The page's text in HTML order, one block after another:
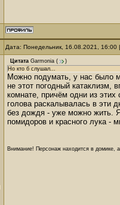
Дата: Понедельник, 16.08.2021,
Цитата Garmonia (
)
Но кто б слушал...
Можно подумать, у нас было
не этот погодный катаклизм,
комнате, причём одни из
голова раскалывалась в эти
без дождя - уже можно жить.
помидоров и красного лука -
Внимание! Персонаж находится в домике,